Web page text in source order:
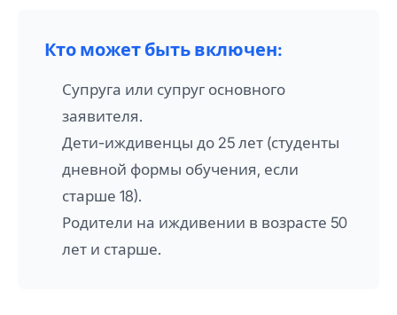
Кто может быть включен:
Супруга или супруг основного
заявителя.
Дети-иждивенцы до 25 лет (студенты
дневной формы обучения, если
старше 18).
Родители на иждивении в возрасте 50
лет и старше.